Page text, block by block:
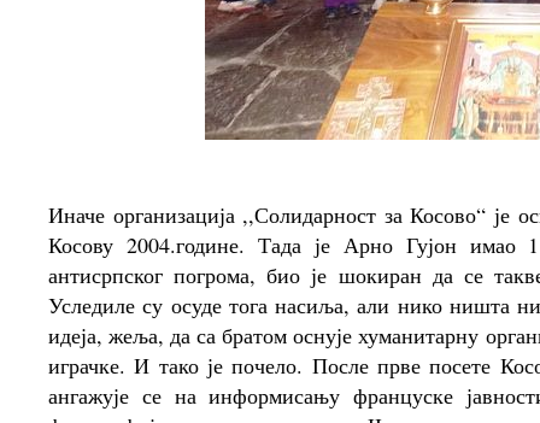
Иначе организација ,,Солидарност за Косово“ је
Косову 2004.године. Тада је Арно Гујон имао
антисрпског погрома, био је шокиран да се
Уследиле су осуде тога насиља, али нико ништа
идеја, жеља, да са братом оснује хуманитарну
играчке. И тако је почело. После прве посете
ангажује се на информисању француске